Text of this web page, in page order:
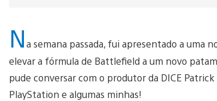
Na semana passada, fui apresentado a uma
elevar a fórmula de Battlefield a um novo
pude conversar com o produtor da DICE
PlayStation e algumas minhas!